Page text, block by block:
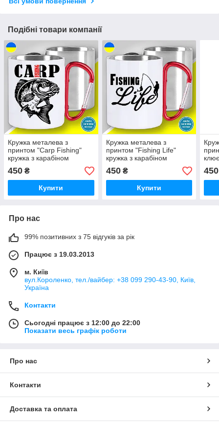
Подібні товари компанії
Кружка металева з
принтом "Carp Fishing"
кружка з карабіном
450 ₴
Купити
Кружка металева з
принтом "Fishing Life"
кружка з карабіном
450₴
Купити
450
Про нас
99% позитивних з 75 відгуків за рік
Працює з 19.03.2013
м. Київ
вул.Короленко, тел./вайбер: +38 099 290-43-90, Київ,
Україна
Контакти
Сьогодні працює з 12:00 до 22:00
Показати весь графік роботи
Про нас
Контакти
Доставка та оплата